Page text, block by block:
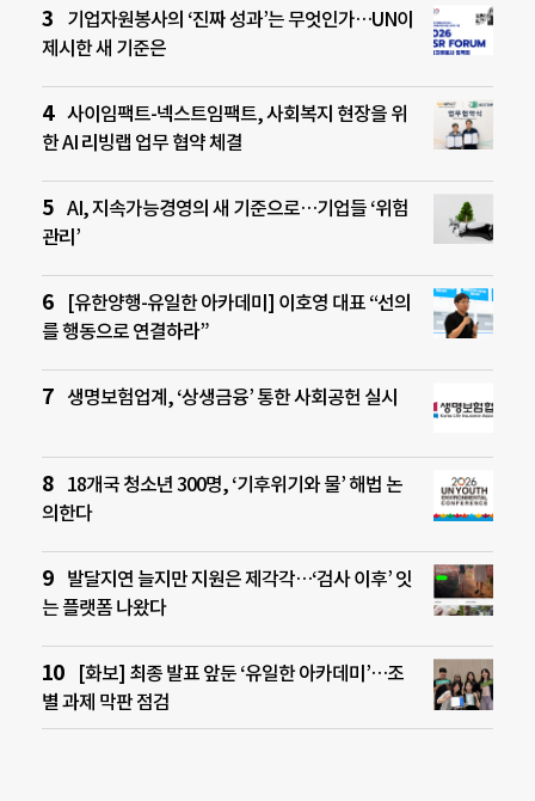
기업자원봉사의 ‘진짜 성과’는 무엇인가…UN이
제시한 새 기준은
사이임팩트-넥스트임팩트, 사회복지 현장을 위
한 AI 리빙랩 업무 협약 체결
AI, 지속가능경영의 새 기준으로…기업들 ‘위험
관리’
[유한양행-유일한 아카데미] 이호영 대표 “선의
를 행동으로 연결하라”
생명보험업계, ‘상생금융’ 통한 사회공헌 실시
18개국 청소년 300명, ‘기후위기와 물’ 해법 논
의한다
발달지연 늘지만 지원은 제각각…‘검사 이후’ 잇
는 플랫폼 나왔다
[화보] 최종 발표 앞둔 ‘유일한 아카데미’…조
별 과제 막판 점검